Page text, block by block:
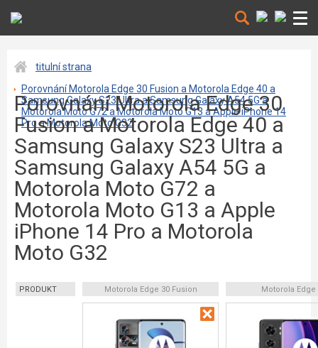
titulní strana
Porovnání Motorola Edge 30 Fusion a Motorola Edge 40 a
Samsung Galaxy S23 Ultra a Samsung Galaxy A54 5G a
Motorola Moto G72 a Motorola Moto G13 a Apple iPhone 14
Pro a Motorola Moto G32
Porovnání Motorola Edge 30
Fusion a Motorola Edge 40 a
Samsung Galaxy S23 Ultra a
Samsung Galaxy A54 5G a
Motorola Moto G72 a
Motorola Moto G13 a Apple
iPhone 14 Pro a Motorola
Moto G32
PRODUKT Motorola Edge 30 Fusion Motorola Edge